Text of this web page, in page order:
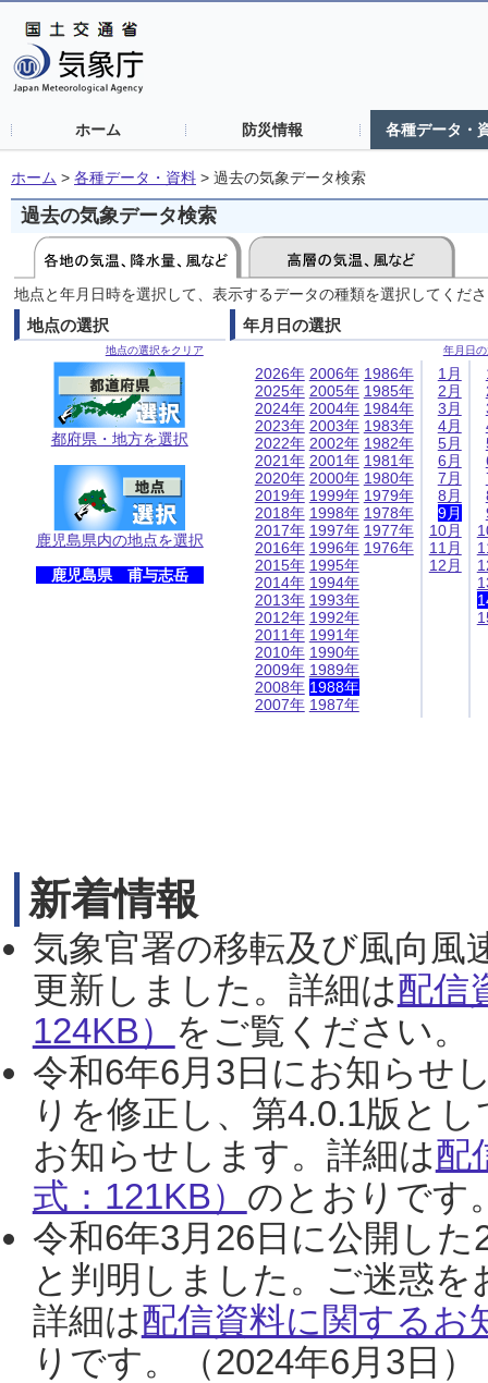
ホーム 防災情報 各種データ・
ホーム > 各種データ・資料 > 過去の気象データ検索
過去の気象データ検索
地点と年月日時を選択して、表示するデータの種類を選択してくだ
地点の選択
地点の選択をクリア
都府県・地方を選択
鹿児島県内の地点を選択
鹿児島県 甫与志岳
年月日の選択
年月日
2026年
2025年
2024年
2023年
2022年
2021年
2020年
2019年
2018年
2017年
2016年
2015年
2014年
2013年
2012年
2011年
2010年
2009年
2008年
2007年
2006年
2005年
2004年
2003年
2002年
2001年
2000年
1999年
1998年
1997年
1996年
1995年
1994年
1993年
1992年
1991年
1990年
1989年
1988年
1987年
1986年
1985年
1984年
1983年
1982年
1981年
1980年
1979年
1978年
1977年
1976年
1月
2月
3月
4月
5月
6月
7月
8月
9月
10月
11月
12月
新着情報
気象官署の移転及び風向風
更新しました。詳細は配信
124KB） をご覧ください。
令和6年6月3日にお知らせ
りを修正し、第4.0.1版と
お知らせします。詳細は配
式：121KB） のとおりです
令和6年3月26日に公開し
と判明しました。ご迷惑
詳細は配信資料に関するお
りです。（2024年6月3日）